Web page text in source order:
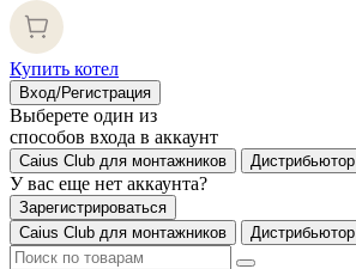
Купить котел
Вход/Регистрация
Выберете один из
способов входа в аккаунт
Caius Club для монтажников Дистрибьютор
У вас еще нет аккаунта?
Зарегистрироваться
Caius Club для монтажников
Дистрибьютор